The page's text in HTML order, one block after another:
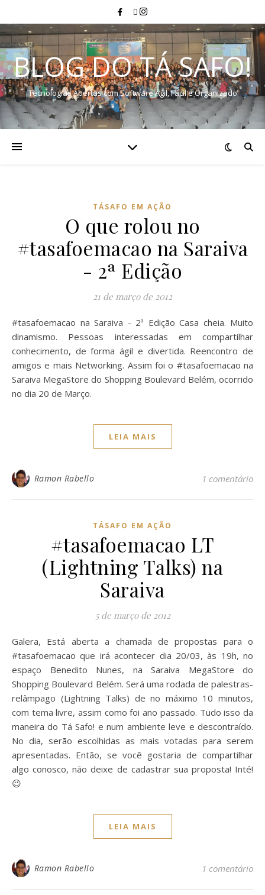
BLOG DO TÁ SAFO!
Tecnologias Abertas com Software Ágil, Fácil e Organizado
TÁSAFO EM AÇÃO
O que rolou no
#tasafoemacao na Saraiva
- 2ª Edição
21 de março de 2012
#tasafoemacao na Saraiva - 2ª Edição Casa cheia. Muito
dinamismo. Pessoas interessadas em compartilhar
conhecimento, de forma ágil e divertida. Reencontro de
amigos e mais Networking. Assim foi o #tasafoemacao na
Saraiva MegaStore do Shopping Boulevard Belém, ocorrido
no dia 20 de Março.
LEIA MAIS
Ramon Rabello 1 comentário
TÁSAFO EM AÇÃO
#tasafoemacao LT
(Lightning Talks) na
Saraiva
5 de março de 2012
Galera, Está aberta a chamada de propostas para o
#tasafoemacao que irá acontecer dia 20/03, às 19h, no
espaço Benedito Nunes, na Saraiva MegaStore do
Shopping Boulevard Belém. Será uma rodada de palestras-
relâmpago (Lightning Talks) de no máximo 10 minutos,
com tema livre, assim como foi ano passado. Tudo isso da
maneira do Tá Safo! e num ambiente leve e descontraído.
No dia, serão escolhidas as mais votadas para serem
apresentadas. Então, se você gostaria de compartilhar
algo conosco, não deixe de cadastrar sua proposta! Inté!
😉
LEIA MAIS
Ramon Rabello 1 comentário